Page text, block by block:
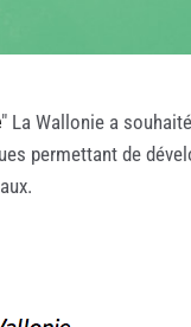
" La Wallonie a
permettant de